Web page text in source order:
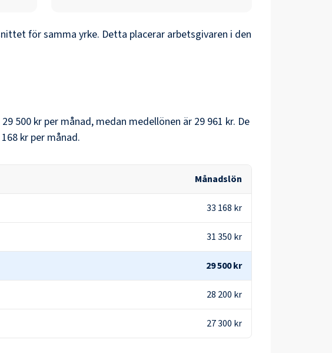
för samma yrke. Detta placerar arbetsgivaren i den
29 500 kr per månad, medan medellönen är 29 961 kr. De
krper månad.
Månadslön
33 168 kr
31 350 kr
29 500 kr
28 200 kr
27 300 kr